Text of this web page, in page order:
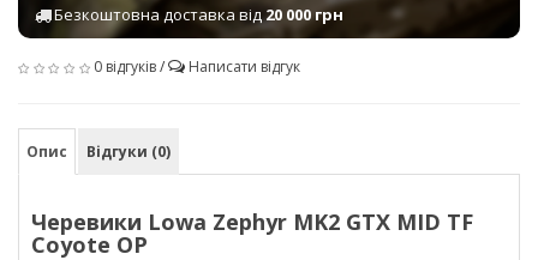
Безкоштовна доставка від20 000 грн
0 відгуків/ Написати відгук
Опис Відгуки (0)
Черевики Lowa Zephyr MK2 GTX MID TF
Coyote OP